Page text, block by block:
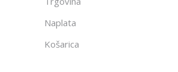
Naplata
Košarica